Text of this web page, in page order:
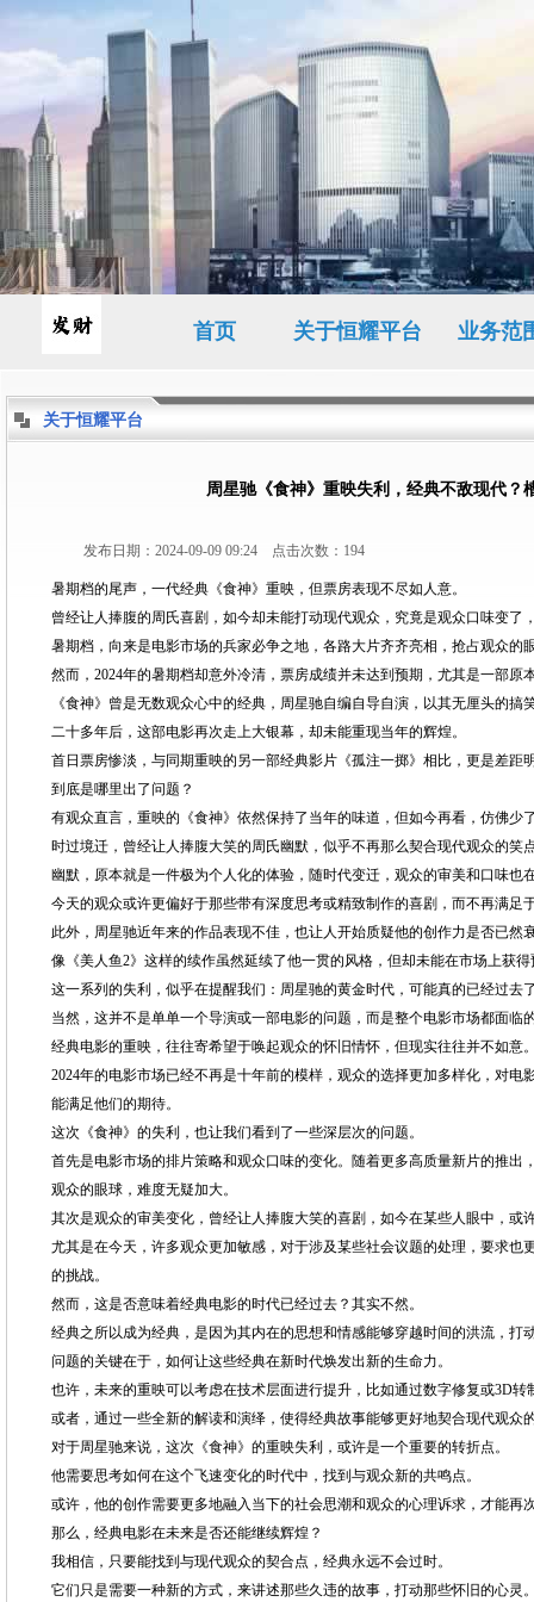
首页 关于恒耀平台 业务范
关于恒耀平台
周星驰《食神》重映失利，经典不敌现代？
发布日期：2024-09-09 09:24 点击次数：194
暑期档的尾声，一代经典《食神》重映，但票房表现不尽如人意。
曾经让人捧腹的周氏喜剧，如今却未能打动现代观众，究竟是观众口味变了
暑期档，向来是电影市场的兵家必争之地，各路大片齐齐亮相，抢占观众的
然而，2024年的暑期档却意外冷清，票房成绩并未达到预期，尤其是一部
《食神》曾是无数观众心中的经典，周星驰自编自导自演，以其无厘头的
二十多年后，这部电影再次走上大银幕，却未能重现当年的辉煌。
首日票房惨淡，与同期重映的另一部经典影片《孤注一掷》相比，更是差距
到底是哪里出了问题？
有观众直言，重映的《食神》依然保持了当年的味道，但如今再看，仿佛少
时过境迁，曾经让人捧腹大笑的周氏幽默，似乎不再那么契合现代观众的笑
幽默，原本就是一件极为个人化的体验，随时代变迁，观众的审美和口味也
今天的观众或许更偏好于那些带有深度思考或精致制作的喜剧，而不再满足
此外，周星驰近年来的作品表现不佳，也让人开始质疑他的创作力是否已然
像《美人鱼2》这样的续作虽然延续了他一贯的风格，但却未能在市场上获
这一系列的失利，似乎在提醒我们：周星驰的黄金时代，可能真的已经过去
当然，这并不是单单一个导演或一部电影的问题，而是整个电影市场都面临
经典电影的重映，往往寄希望于唤起观众的怀旧情怀，但现实往往并不如意
2024年的电影市场已经不再是十年前的模样，观众的选择更加多样化，对电
能满足他们的期待。
这次《食神》的失利，也让我们看到了一些深层次的问题。
首先是电影市场的排片策略和观众口味的变化。随着更多高质量新片的推出
观众的眼球，难度无疑加大。
其次是观众的审美变化，曾经让人捧腹大笑的喜剧，如今在某些人眼中，或
尤其是在今天，许多观众更加敏感，对于涉及某些社会议题的处理，要求也
的挑战。
然而，这是否意味着经典电影的时代已经过去？其实不然。
经典之所以成为经典，是因为其内在的思想和情感能够穿越时间的洪流，打
问题的关键在于，如何让这些经典在新时代焕发出新的生命力。
也许，未来的重映可以考虑在技术层面进行提升，比如通过数字修复或3D转
或者，通过一些全新的解读和演绎，使得经典故事能够更好地契合现代观众
对于周星驰来说，这次《食神》的重映失利，或许是一个重要的转折点。
他需要思考如何在这个飞速变化的时代中，找到与观众新的共鸣点。
或许，他的创作需要更多地融入当下的社会思潮和观众的心理诉求，才能再
那么，经典电影在未来是否还能继续辉煌？
我相信，只要能找到与现代观众的契合点，经典永远不会过时。
它们只是需要一种新的方式，来讲述那些久违的故事，打动那些怀旧的心灵